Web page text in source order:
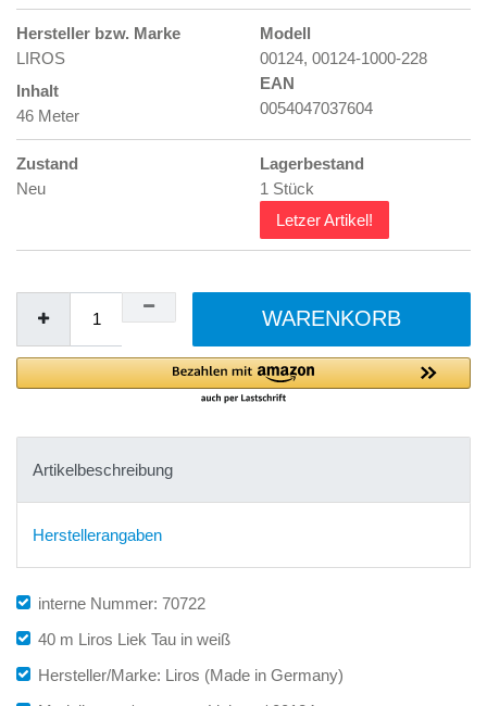
Hersteller bzw. Marke
LIROS
Inhalt
46 Meter
Modell
00124, 00124-1000-228
EAN
0054047037604
Zustand
Neu
Lagerbestand
1 Stück
Letzer Artikel!
WARENKORB
Artikelbeschreibung
Herstellerangaben
interne Nummer: 70722
40 m Liros Liek Tau in weiß
Hersteller/Marke: Liros (Made in Germany)